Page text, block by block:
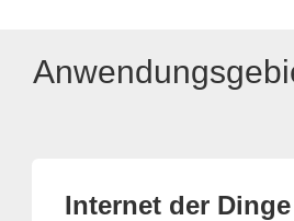
Internet der